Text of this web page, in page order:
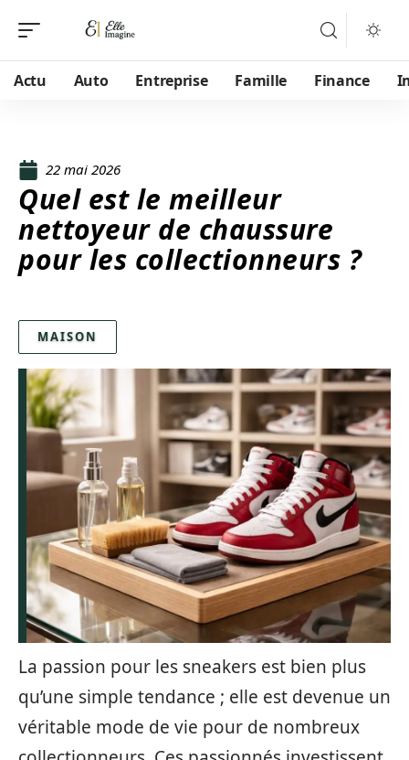
Actu Auto Entreprise Famille Finance
22 mai 2026
Quel est le meilleur
nettoyeur de chaussure
pour les collectionneurs ?
MAISON
La passion pour les sneakers est bien plus
qu’une simple tendance ; elle est devenue un
véritable mode de vie pour de nombreux